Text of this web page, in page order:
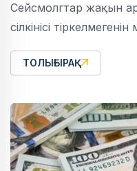
Сейсмолгтар жақын
сілкінісі тіркелмегенін
ТОЛЫҒЫРАҚ